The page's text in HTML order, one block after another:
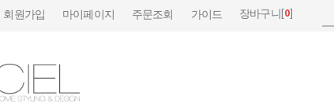
회원가입 마이페이지 주문조회 가이드 장바구니[0]